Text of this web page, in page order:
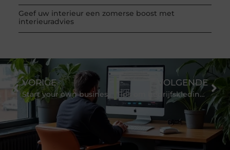
Geef uw interieur een zomerse boost met
interieuradvies
VORIGE
Start your own business at home
VOLGENDE
Tips om bedrijfskleding te bedrukken